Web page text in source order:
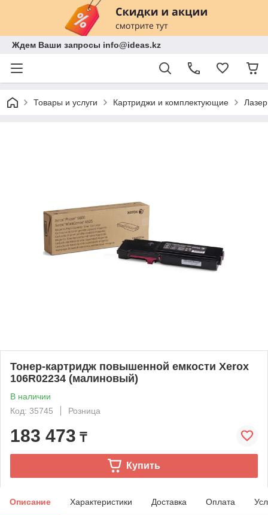
Ждем Ваши запросы info@ideas.kz
Товары и услуги Картриджи и комплектующие
Тонер-картридж повышенной емкости Xerox
106R02234 (малиновый)
В наличии
Код: 35745
Розница
183 473 ₸
Купить
Описание Характеристики Доставка Оплата